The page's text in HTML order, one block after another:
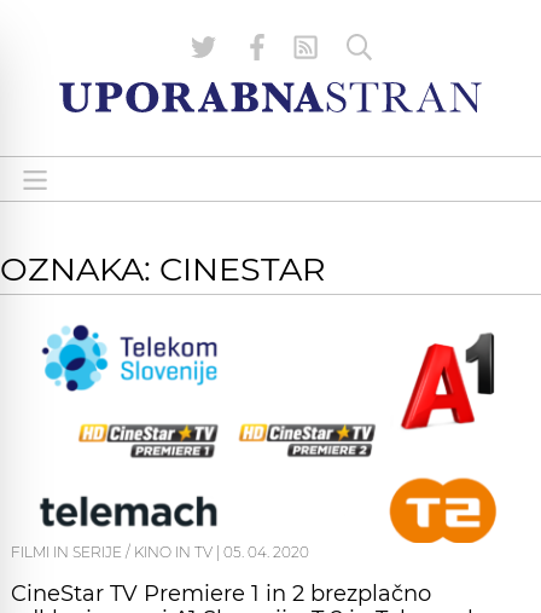
OZNAKA: CINESTAR
FILMI IN SERIJE / KINO IN TV 05. 04. 2020
CineStar TV Premiere 1 in 2 brezplačno